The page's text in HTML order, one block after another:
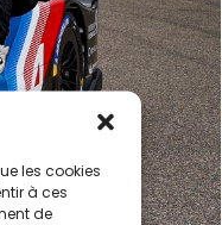
les cookies
à ces
de